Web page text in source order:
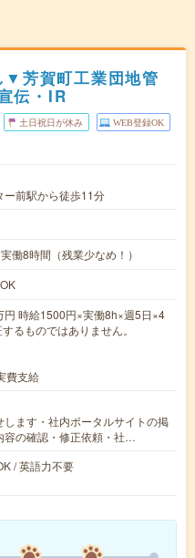
▼芳賀町工業団地管
伝・IR
土日祝日が休み WEB登録OK
ー前駅から徒歩11分
働8時間（残業少なめ！）
時給1500円×実働8h×週5日×4
るものではありません。
費支給
ます・社内ポータルサイトの掲
容の確認・修正依頼・社…
/ 英語力不要